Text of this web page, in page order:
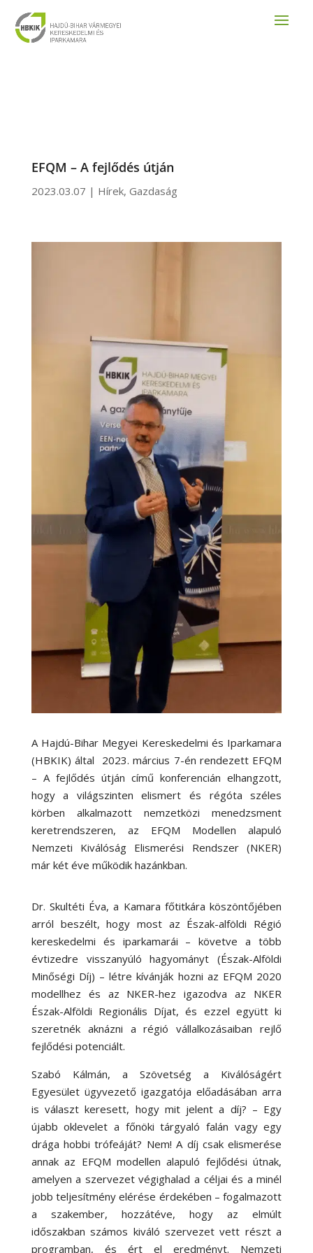
EFQM – A fejlődés útján
2023.03.07 | Hírek, Gazdaság
A Hajdú-Bihar Megyei Kereskedelmi és Iparkamara
(HBKIK) által 2023. március 7-én rendezett EFQM
– A fejlődés útján című konferencián elhangzott,
hogy a világszinten elismert és régóta széles
körben alkalmazott nemzetközi menedzsment
keretrendszeren, az EFQM Modellen alapuló
Nemzeti Kiválóság Elismerési Rendszer (NKER)
már két éve működik hazánkban.
Dr. Skultéti Éva, a Kamara főtitkára köszöntőjében
arról beszélt, hogy most az Észak-alföldi Régió
kereskedelmi és iparkamarái – követve a több
évtizedre visszanyúló hagyományt (Észak-Alföldi
Minőségi Díj) – létre kívánják hozni az EFQM 2020
modellhez és az NKER-hez igazodva az NKER
Észak-Alföldi Regionális Díjat, és ezzel együtt ki
szeretnék aknázni a régió vállalkozásaiban rejlő
fejlődési potenciált.
Szabó Kálmán, a Szövetség a Kiválóságért
Egyesület ügyvezető igazgatója előadásában arra
is választ keresett, hogy mit jelent a díj? – Egy
újabb oklevelet a főnöki tárgyaló falán vagy egy
drága hobbi trófeáját? Nem! A díj csak elismerése
annak az EFQM modellen alapuló fejlődési útnak,
amelyen a szervezet végighalad a céljai és a minél
jobb teljesítmény elérése érdekében – fogalmazott
a szakember, hozzátéve, hogy az elmúlt
időszakban számos kiváló szervezet vett részt a
programban, és ért el eredményt. Nemzeti